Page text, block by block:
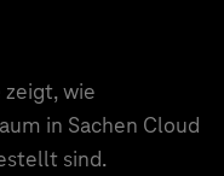
wie
in Sachen Cloud
sind.